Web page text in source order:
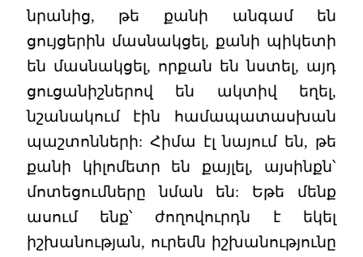
նրանից, թե քանի անգամ են
ցույցերին մասնակցել, քանի պիկետի
են մասնակցել, որքան են նստել, այդ
ցուցանիշներով են ակտիվ եղել,
նշանակում էին համապատասխան
պաշտոնների: Հիմա էլ նայում են, թե
քանի կիլոմետր են քայլել, այսինքն՝
մոտեցումները նման են: Եթե մենք
ասում ենք՝ ժողովուրդն է եկել
իշխանության, ուրեմն իշխանությունը